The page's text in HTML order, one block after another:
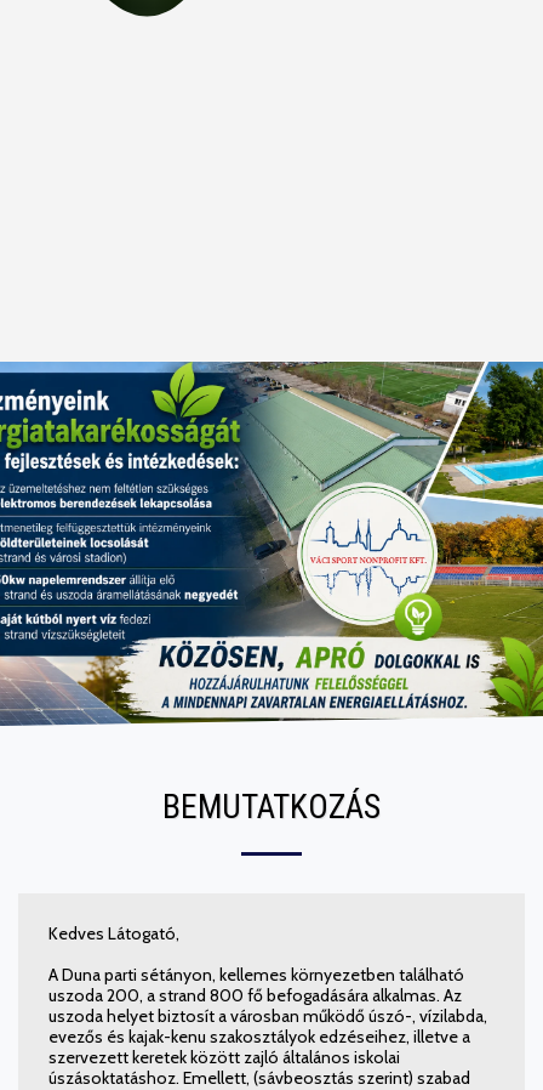
BEMUTATKOZÁS
Kedves Látogató,
A Duna parti sétányon, kellemes környezetben található
uszoda 200, a strand 800 fő befogadására alkalmas. Az
uszoda helyet biztosít a városban működő úszó-, vízilabda,
evezős és kajak-kenu szakosztályok edzéseihez, illetve a
szervezett keretek között zajló általános iskolai
úszásoktatáshoz. Emellett, (sávbeosztás szerint) szabad